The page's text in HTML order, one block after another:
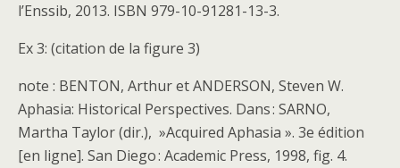
l’Enssib, 2013. ISBN 979-10-91281-13-3.
Ex 3: (citation de la figure 3)
note : BENTON, Arthur et ANDERSON, Steven W.
Aphasia: Historical Perspectives. Dans : SARNO,
Martha Taylor (dir.), »Acquired Aphasia ». 3e édition
[en ligne]. San Diego : Academic Press, 1998, fig. 4.